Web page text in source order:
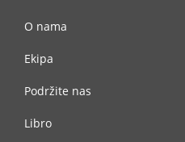
O nama
Ekipa
Podržite nas
Libro